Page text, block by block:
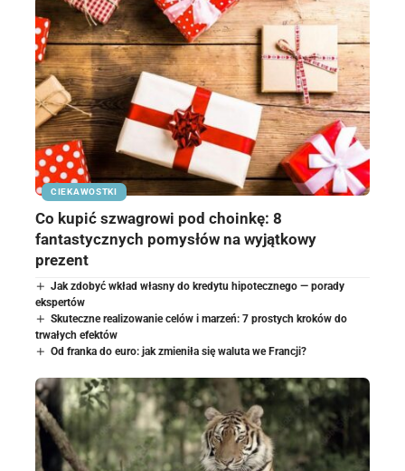
CIEKAWOSTKI
Co kupić szwagrowi pod choinkę: 8
fantastycznych pomysłów na wyjątkowy
prezent
Jak zdobyć wkład własny do kredytu hipotecznego — porady
ekspertów
Skuteczne realizowanie celów i marzeń: 7 prostych kroków do
trwałych efektów
Od franka do euro: jak zmieniła się waluta we Francji?